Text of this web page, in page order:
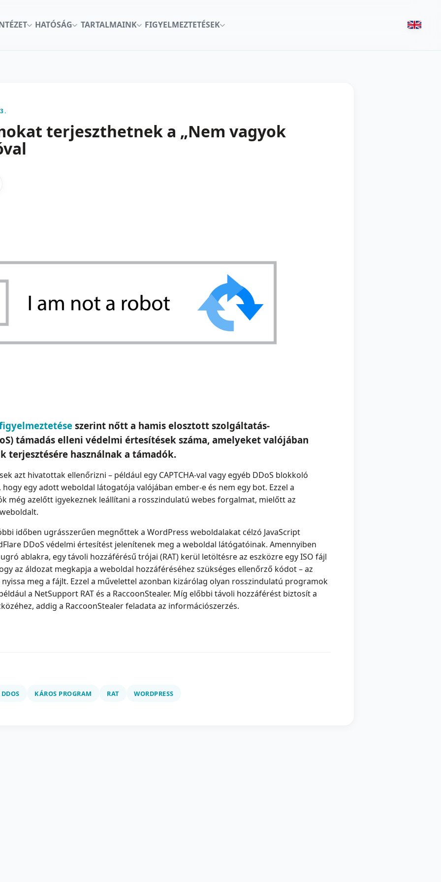
HATÓSÁG TARTALMAINK FIGYELMEZTETÉSEK
terjeszthetnek a „Nem vagyok
szerint nőtt a hamis elosztott szolgáltatás-
támadás elleni védelmi értesítések száma, amelyeket valójában
terjesztésére használnak a támadók.
azt hivatottak ellenőrizni ­– például egy CAPTCHA-val vagy egyéb DDoS blokkoló
egy adott weboldal látogatója valójában ember-e és nem egy bot. Ezzel a
még azelőtt igyekeznek leállítani a rosszindulatú webes forgalmat, mielőtt az
időben ugrásszerűen megnőttek a WordPress weboldalakat célzó JavaScript
DDoS védelmi értesítést jelenítenek meg a weboldal látógatóinak. Amennyiben
ablakra, egy távoli hozzáférésű trójai (RAT) kerül letöltésre az eszközre egy ISO fájl
az áldozat megkapja a weboldal hozzáféréséhez szükséges ellenőrző kódot – az
meg a fájlt. Ezzel a művelettel azonban kizárólag olyan rosszindulatú programok
a NetSupport RAT és a RaccoonStealer. Míg előbbi távoli hozzáférést biztosít a
addig a RaccoonStealer feladata az információszerzés.
DDOS KÁROS PROGRAM RAT WORDPRESS